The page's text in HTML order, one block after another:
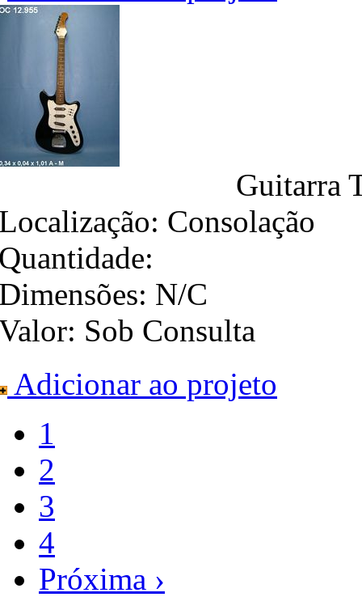
Guitarra
Consolação
N/C
Sob Consulta
Adicionar ao projeto
1
2
3
4
Próxima ›